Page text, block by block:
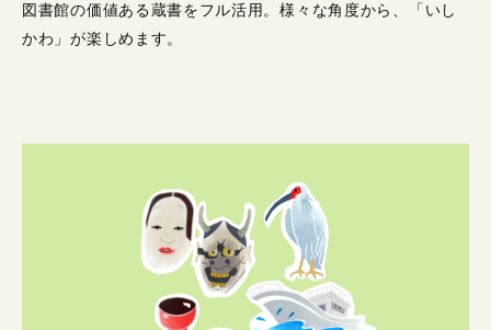
図書館の価値ある蔵書をフル活用。様々な角度から、「いし
かわ」が楽しめます。